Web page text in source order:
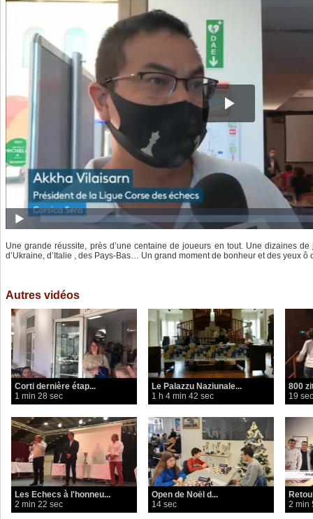
Une grande réussite, près d’une centaine de joueurs en tout. Une dizaines
d’Ukraine, d’Italie , des Pays-Bas… Un grand moment de bonheur et des yeux ô
Autres vidéos
Corti dernière étap...
1 min 28 sec
Le Palazzu Naziunale...
1 h 4 min 42 sec
800
19
Les Echecs à l'honneu...
2 min 22 sec
Open de Noël d...
14 sec
2 min